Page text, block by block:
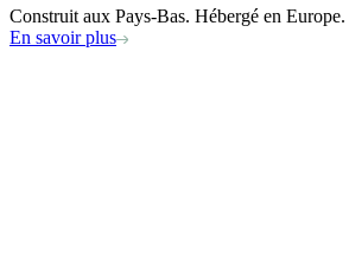
Construit aux Pays-Bas. Hébergé en Europe.
En savoir plus